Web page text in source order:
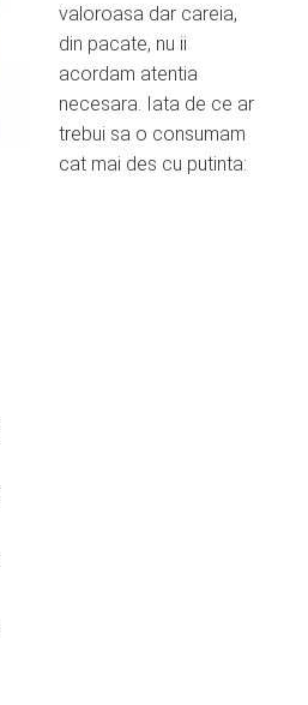
valoroasa dar careia,
din pacate, nu ii
acordam atentia
necesara. Iata de ce ar
trebui sa o consumam
cat mai des cu putinta: